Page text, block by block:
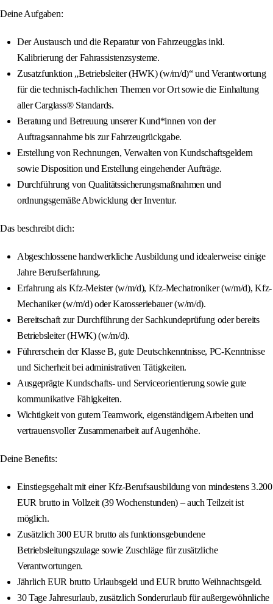
Deine Aufgaben:
Der Austausch und die Reparatur von Fahrzeugglas inkl.
Kalibrierung der Fahrassistenzsysteme.
Zusatzfunktion „Betriebsleiter (HWK) (w/m/d)“ und Verantwortung
für die technisch-fachlichen Themen vor Ort sowie die Einhaltung
aller Carglass® Standards.
Beratung und Betreuung unserer Kund*innen von der
Auftragsannahme bis zur Fahrzeugrückgabe.
Erstellung von Rechnungen, Verwalten von Kundschaftsgeldern
sowie Disposition und Erstellung eingehender Aufträge.
Durchführung von Qualitätssicherungsmaßnahmen und
ordnungsgemäße Abwicklung der Inventur.
Das beschreibt dich:
Abgeschlossene handwerkliche Ausbildung und idealerweise einige
Jahre Berufserfahrung.
Erfahrung als Kfz-Meister (w/m/d), Kfz-Mechatroniker (w/m/d), Kfz-
Mechaniker (w/m/d) oder Karosseriebauer (w/m/d).
Bereitschaft zur Durchführung der Sachkundeprüfung oder bereits
Betriebsleiter (HWK) (w/m/d).
Führerschein der Klasse B, gute Deutschkenntnisse, PC-Kenntnisse
und Sicherheit bei administrativen Tätigkeiten.
Ausgeprägte Kundschafts- und Serviceorientierung sowie gute
kommunikative Fähigkeiten.
Wichtigkeit von gutem Teamwork, eigenständigem Arbeiten und
vertrauensvoller Zusammenarbeit auf Augenhöhe.
Deine Benefits:
Einstiegsgehalt mit einer Kfz-Berufsausbildung von mindestens 3.200
EUR brutto in Vollzeit (39 Wochenstunden) – auch Teilzeit ist
möglich.
Zusätzlich 300 EUR brutto als funktionsgebundene
Betriebsleitungszulage sowie Zuschläge für zusätzliche
Verantwortungen.
Jährlich EUR brutto Urlaubsgeld und EUR brutto Weihnachtsgeld.
30 Tage Jahresurlaub, zusätzlich Sonderurlaub für außergewöhnliche